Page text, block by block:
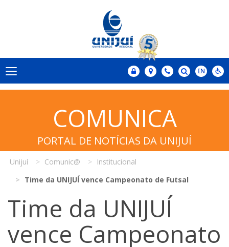
COMUNICA
PORTAL DE NOTÍCIAS DA UNIJUÍ
Unijuí Comunic@
Institucional
Time da UNIJUÍ vence Campeonato de Futsal
Time da UNIJUÍ
vence Campeonato